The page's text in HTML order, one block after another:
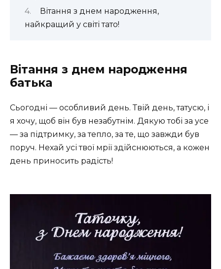
Вітання з днем народження,
найкращий у світі тато!
Вітання з днем народження
батька
Сьогодні — особливий день. Твій день, татусю, і
я хочу, щоб він був незабутнім. Дякую тобі за усе
— за підтримку, за тепло, за те, що завжди був
поруч. Нехай усі твої мрії здійснюються, а кожен
день приносить радість!